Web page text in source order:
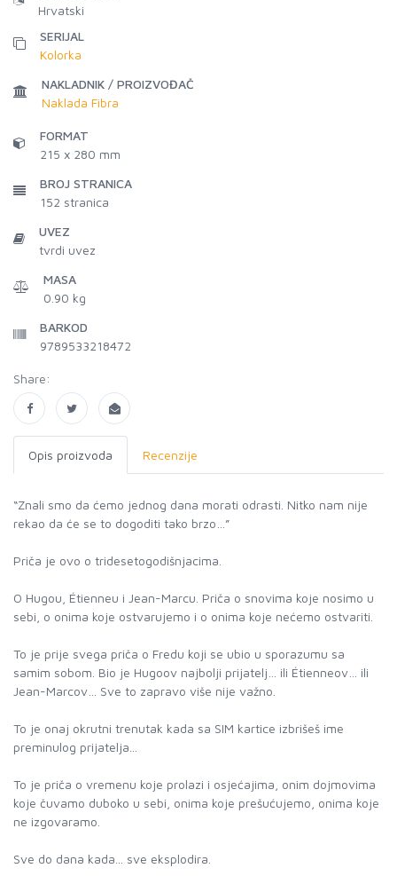
Hrvatski
SERIJAL
Kolorka
NAKLADNIK / PROIZVOĐAČ
Naklada Fibra
FORMAT
215 x 280 mm
BROJ STRANICA
152 stranica
UVEZ
tvrdi uvez
MASA
0.90 kg
BARKOD
9789533218472
Share:
Opis proizvoda Recenzije
“Znali smo da ćemo jednog dana morati odrasti. Nitko nam nije
rekao da će se to dogoditi tako brzo…”
Priča je ovo o tridesetogodišnjacima.
O Hugou, Étienneu i Jean-Marcu. Priča o snovima koje nosimo u
sebi, o onima koje ostvarujemo i o onima koje nećemo ostvariti.
To je prije svega priča o Fredu koji se ubio u sporazumu sa
samim sobom. Bio je Hugoov najbolji prijatelj… ili Étienneov… ili
Jean-Marcov… Sve to zapravo više nije važno.
To je onaj okrutni trenutak kada sa SIM kartice izbrišeš ime
preminulog prijatelja...
To je priča o vremenu koje prolazi i osjećajima, onim dojmovima
koje čuvamo duboko u sebi, onima koje prešućujemo, onima koje
ne izgovaramo.
Sve do dana kada... sve eksplodira.